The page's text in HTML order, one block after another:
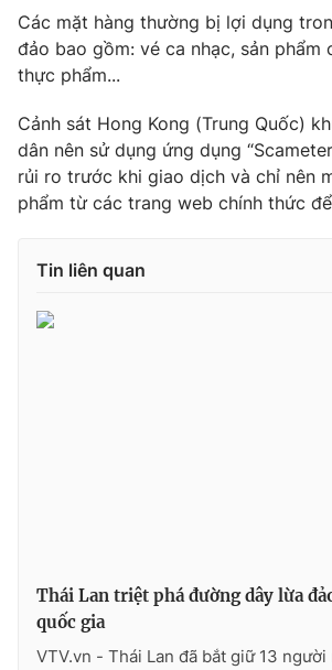
Thị trường
Tư vấn
Lịch phát sóng
Emagazine Podcast
Photo
Video
VTV9 VTV8
Liên hệ tòa soạn English
Các mặt hàng thường bị lợi dụng
đảo bao gồm: vé ca nhạc, sản phẩm
thực phẩm...
Cảnh sát Hong Kong (Trung Quốc)
dân nên sử dụng ứng dụng
rủi ro trước khi giao dịch và chỉ nên
phẩm từ các trang web chính thức
Tin liên quan
Thái Lan triệt phá đường dây lừa
quốc gia
VTV.vn - Thái Lan đã bắt giữ 13 người